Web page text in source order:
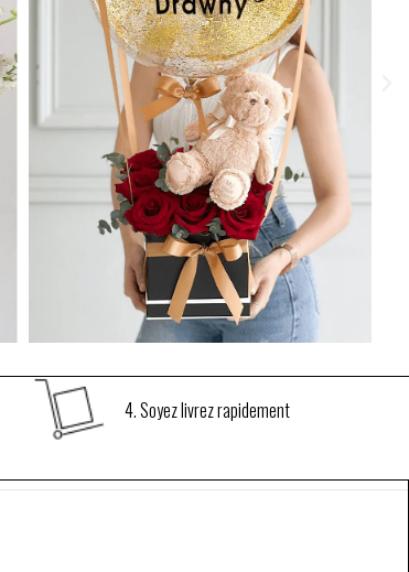
70.00 AJOUTEZ AU PANIER
70.00 AJOUTEZ AU PANIER
4. Soyez livrez rapidement